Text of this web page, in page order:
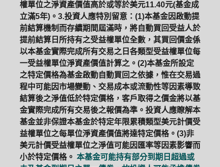
權單位之淨資產價值高於或等於美元11.40元(基金成
立滿5年)。3.投資人應特別留意：(1)本基金因啟動提
前結算機制而存續期間屆滿時，將自動買回受益人於
提前結算日所持有之受益權單位全數，其買回價金係
以本基金實際完成所有交易之日各類型受益權單位每
一受益權單位淨資產價值計算之。(2)本基金所設定
之特定價格為基金啟動自動買回之依據，惟在交易過
程中可能因市場變動、交易成本或流動性等因素導致
結算後之淨值低於特定價格，客戶取得之價金將以基
金實際完成所有交易後之報價為準。投資人應瞭解本
基金並非保證本基金於特定年限累積類型美元計價受
益權單位之每單位淨資產價值將達特定價格。(3)非
美元計價受益權單位之淨值可能因匯率等因素影響而
小於特定價格。 本基金可能持有部分到期日超過或